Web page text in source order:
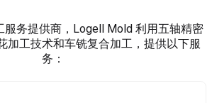
服务提供商，Logell Mold 利用五轴精密
加工技术和车铣复合加工，提供以下服
务：